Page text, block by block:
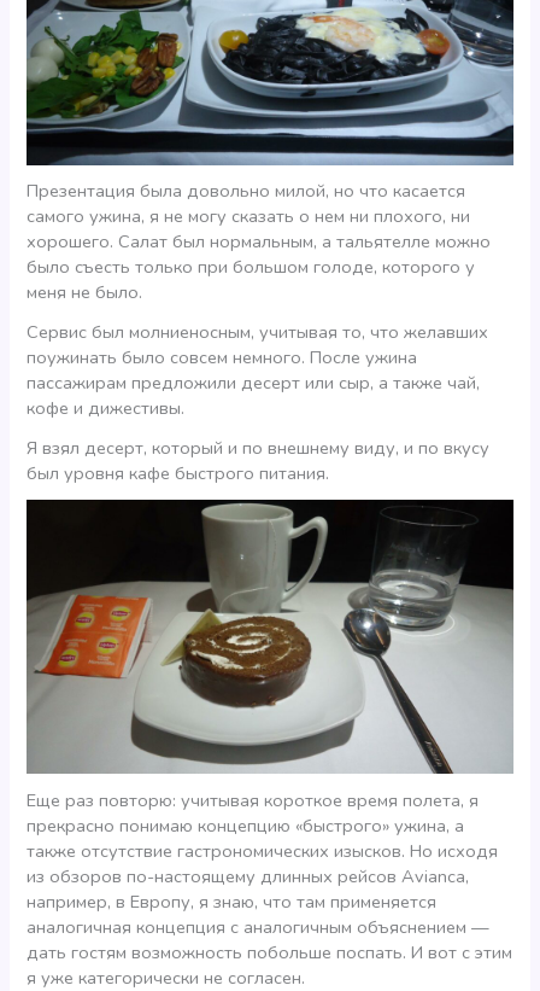
Презентация была довольно милой, но что касается
самого ужина, я не могу сказать о нем ни плохого, ни
хорошего. Салат был нормальным, а тальятелле можно
было съесть только при большом голоде, которого у
меня не было.
Сервис был молниеносным, учитывая то, что желавших
поужинать было совсем немного. После ужина
пассажирам предложили десерт или сыр, а также чай,
кофе и дижестивы.
Я взял десерт, который и по внешнему виду, и по вкусу
был уровня кафе быстрого питания.
Еще раз повторю: учитывая короткое время полета, я
прекрасно понимаю концепцию «быстрого» ужина, а
также отсутствие гастрономических изысков. Но исходя
из обзоров по-настоящему длинных рейсов Avianca,
например, в Европу, я знаю, что там применяется
аналогичная концепция с аналогичным объяснением —
дать гостям возможность побольше поспать. И вот с этим
я уже категорически не согласен.